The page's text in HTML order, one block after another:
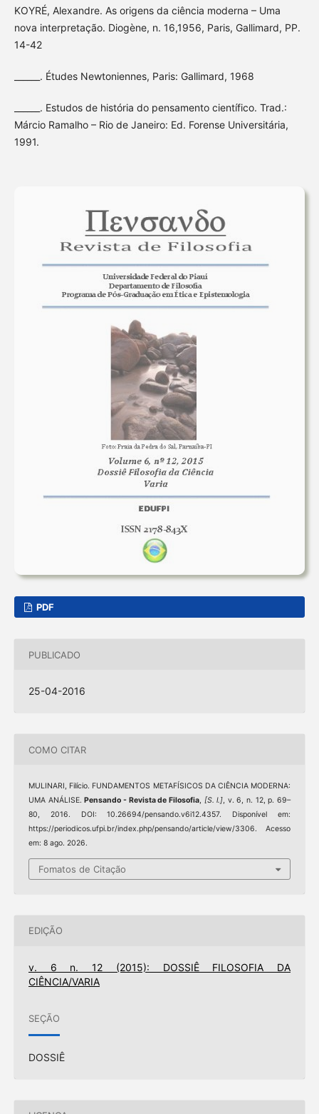
KOYRÉ, Alexandre. As origens da ciência moderna – Uma
nova interpretação. Diogène, n. 16,1956, Paris, Gallimard, PP.
14-42
______. Études Newtoniennes, Paris: Gallimard, 1968
______. Estudos de história do pensamento científico. Trad.:
Márcio Ramalho – Rio de Janeiro: Ed. Forense Universitária,
1991.
PDF
PUBLICADO
25-04-2016
COMO CITAR
MULINARI, Filício. FUNDAMENTOS METAFÍSICOS DA CIÊNCIA MODERNA:
UMA ANÁLISE.Pensando - Revista de Filosofia, [S. l.], v. 6, n. 12, p. 69–
80, 2016. DOI: 10.26694/pensando.v6i12.4357. Disponível em:
https://periodicos.ufpi.br/index.php/pensando/article/view/3306. Acesso
em: 8 ago. 2026.
Fomatos de Citação
EDIÇÃO
v. 6 n. 12 (2015): DOSSIÊ FILOSOFIA DA
CIÊNCIA/VARIA
SEÇÃO
DOSSIÊ